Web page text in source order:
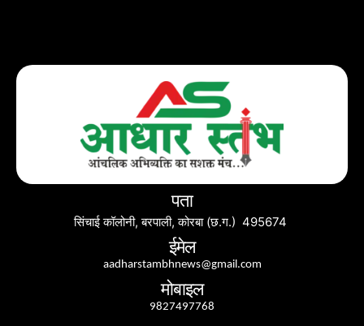
पता
सिंचाई कॉलोनी, बरपाली, कोरबा (छ.ग.) 495674
ईमेल
aadharstambhnews@gmail.com
मोबाइल
9827497768